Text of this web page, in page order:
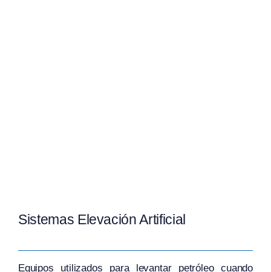
Sistemas Elevación Artificial
Equipos utilizados para levantar petróleo cuando